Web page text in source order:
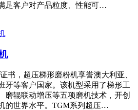
足客户对产品粒度、性能可…
书，超压梯形磨粉机享誉澳大利亚、
牙等客户国家。该机型采用了梯形工
磨辊联动增压等五项磨机技术，开创
的世界水平。TGM系列超压…